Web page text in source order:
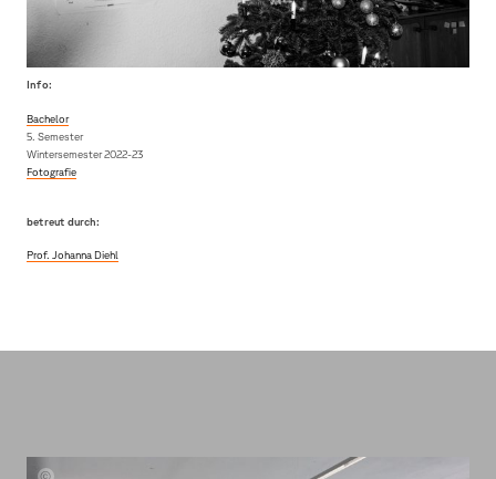
Info:
Bachelor
5. Semester
Wintersemester 2022-23
Fotografie
betreut durch:
Prof. Johanna Diehl